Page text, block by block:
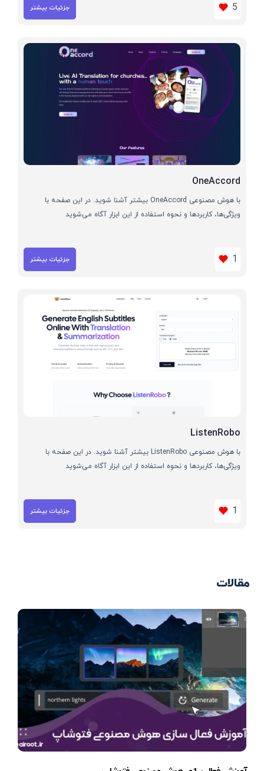
5 جزئیات بیشتر
OneAccord
با هوش مصنوعی OneAccord بیشتر آشنا شوید. در این صفحه با
ویژگی‌ها، کاربردها و نحوه استفاده از این ابزار آگاه می‌شوید
1 جزئیات بیشتر
ListenRobo
با هوش مصنوعی ListenRobo بیشتر آشنا شوید. در این صفحه با
ویژگی‌ها، کاربردها و نحوه استفاده از این ابزار آگاه می‌شوید
1 جزئیات بیشتر
مقالات